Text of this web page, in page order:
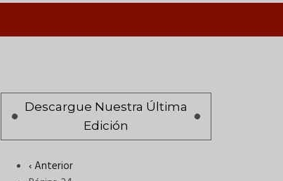
Descargue Nuestra Última
Edición
Paginación
Página
‹ Anterior